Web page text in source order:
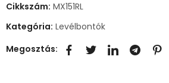
Cikkszám: MX151RL
Kategória: Levélbontók
Megosztás: